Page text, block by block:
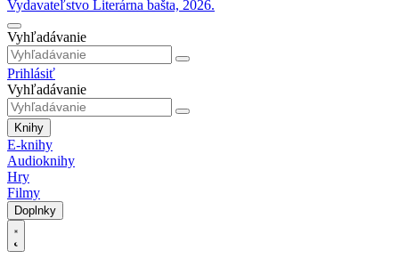
Vyhľadávanie
Prihlásiť
Vyhľadávanie
Knihy
E-knihy
Audioknihy
Hry
Filmy
Doplnky